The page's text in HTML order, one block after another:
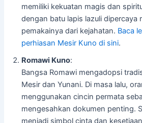
memiliki kekuatan magis dan
dengan batu lapis lazuli dipercaya
pemakainya dari kejahatan. Baca
perhiasan Mesir Kuno di sini.
Romawi Kuno:
Bangsa Romawi mengadopsi
Mesir dan Yunani. Di masa lalu,
menggunakan cincin permata
mengesahkan dokumen penting.